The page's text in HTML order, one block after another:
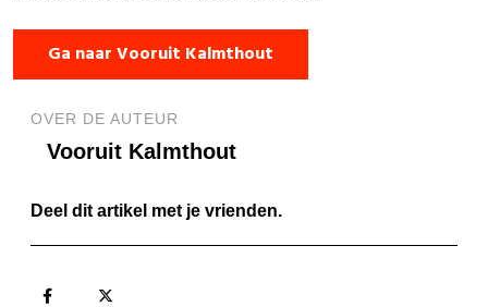
Ga naar Vooruit Kalmthout
OVER DE AUTEUR
Vooruit Kalmthout
Deel dit artikel met je vrienden.